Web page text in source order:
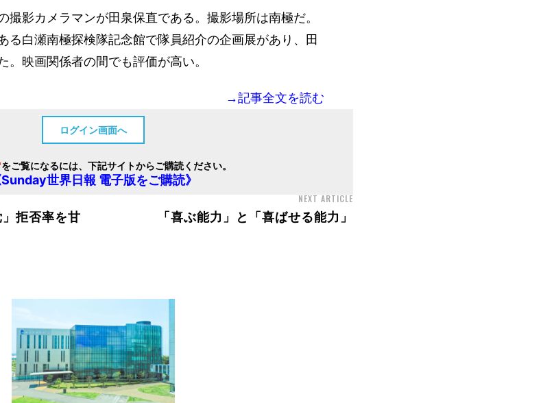
撮影カメラマンが田泉保直である。撮影場所は南極だ。
る白瀬南極探検隊記念館で隊員紹介の企画展があり、田
。映画関係者の間でも評価が高い。
→記事全文を読む
ログイン画面へ
をご覧になるには、下記サイトからご購読ください。
Sunday世界日報 電子版をご購読》
拒否率を甘
NEXT ARTICLE
「喜ぶ能力」と「喜ばせる能力」